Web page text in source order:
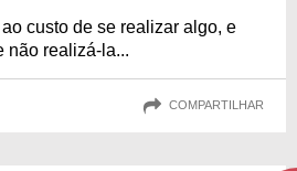
custo de se realizar algo, e
não realizá-la...
COMPARTILHAR